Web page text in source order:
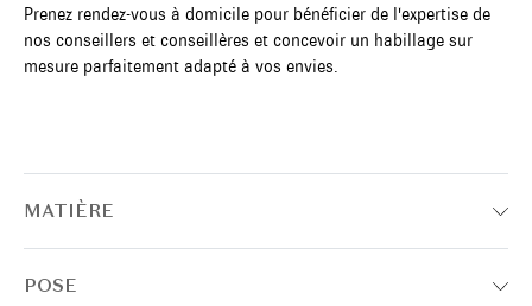
Prenez rendez-vous à domicile pour bénéficier de l'expertise de
nos conseillers et conseillères et concevoir un habillage sur
mesure parfaitement adapté à vos envies.
MATIÈRE
POSE